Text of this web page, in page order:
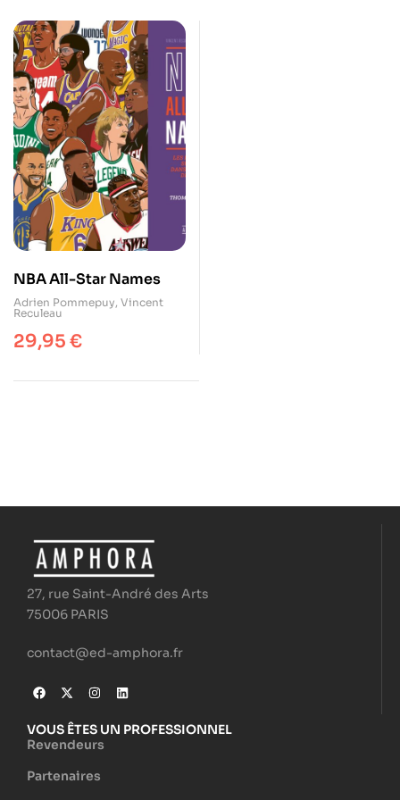
NBA All-Star Names
Adrien Pommepuy, Vincent
Reculeau
29,95 €
27, rue Saint-André des Arts
75006 PARIS
contact@ed-amphora.fr
VOUS ÊTES UN PROFESSIONNEL
Revendeurs
Partenaires